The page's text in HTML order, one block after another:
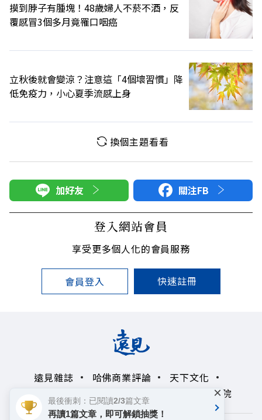
摸到脖子有腫塊！48歲婦人不菸不酒，反
覆感冒3個多月竟罹口咽癌
立秋後就會變涼？注意這「4個壞習慣」降
低免疫力，小心夏季流感上身
換個主題看看
加好友 關注FB
登入網站會員
享受更多個人化的會員服務
會員登入 快速註冊
遠見雜誌 哈佛商業評論
天下文化
未來親子學習平台
50+ 領導影響力學院
最後衝刺：已閱讀2/3篇文章
再讀1篇文章，即可解鎖抽獎！
×